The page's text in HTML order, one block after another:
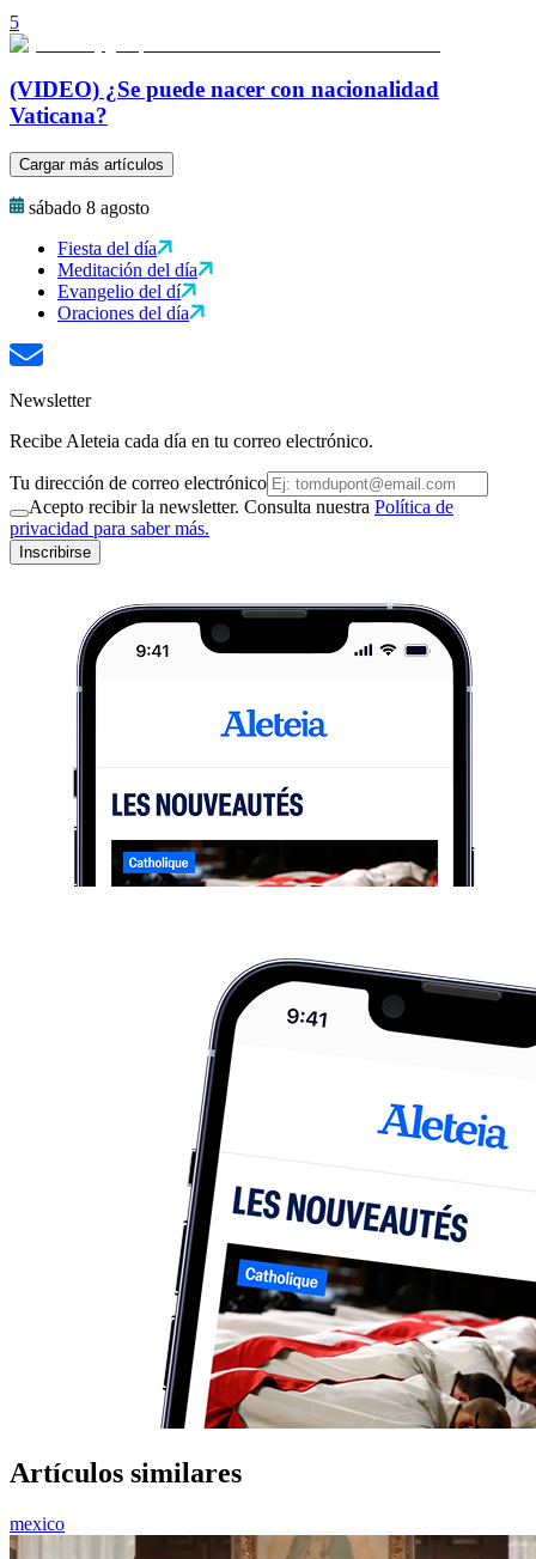
5
(VIDEO) ¿Se puede nacer con nacionalidad
Vaticana?
Cargar más artículos
sábado 8 agosto
Fiesta del día
Meditación del día
Evangelio del dí
Oraciones del día
Newsletter
Recibe Aleteia cada día en tu correo electrónico.
Tu dirección de correo electrónico
Acepto recibir la newsletter. Consulta nuestra Política de
privacidad para saber más.
Inscribirse
Artículos similares
mexico